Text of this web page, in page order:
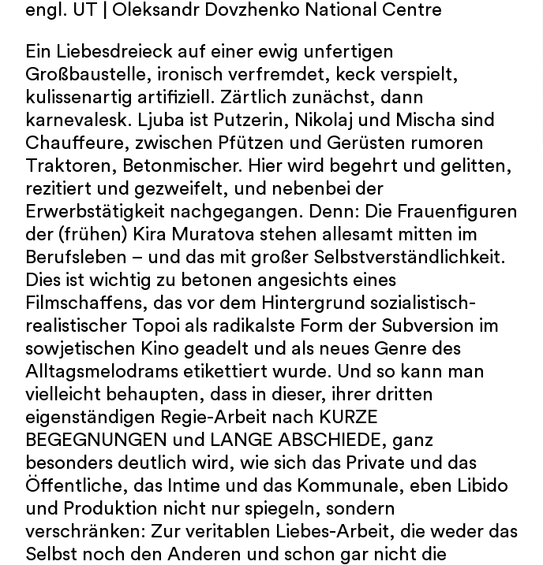
engl. UT | Oleksandr Dovzhenko National Centre
Ein Liebesdreieck auf einer ewig unfertigen
Großbaustelle, ironisch verfremdet, keck verspielt,
kulissenartig artifiziell. Zärtlich zunächst, dann
karnevalesk. Ljuba ist Putzerin, Nikolaj und Mischa sind
Chauffeure, zwischen Pfützen und Gerüsten rumoren
Traktoren, Betonmischer. Hier wird begehrt und gelitten,
rezitiert und gezweifelt, und nebenbei der
Erwerbstätigkeit nachgegangen. Denn: Die Frauenfiguren
der (frühen) Kira Muratova stehen allesamt mitten im
Berufsleben – und das mit großer Selbstverständlichkeit.
Dies ist wichtig zu betonen angesichts eines
Filmschaffens, das vor dem Hintergrund sozialistisch-
realistischer Topoi als radikalste Form der Subversion im
sowjetischen Kino geadelt und als neues Genre des
Alltagsmelodrams etikettiert wurde. Und so kann man
vielleicht behaupten, dass in dieser, ihrer dritten
eigenständigen Regie-Arbeit nach KURZE
BEGEGNUNGEN und LANGE ABSCHIEDE, ganz
besonders deutlich wird, wie sich das Private und das
Öffentliche, das Intime und das Kommunale, eben Libido
und Produktion nicht nur spiegeln, sondern
verschränken: Zur veritablen Liebes-Arbeit, die weder das
Selbst noch den Anderen und schon gar nicht die